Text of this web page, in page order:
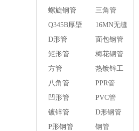
螺旋钢管
三角管
Q345B厚壁
方管
16MN无缝
钢管
D形管
面包钢管
矩形管
梅花钢管
方管
热镀锌工
字钢异径
八角管
PPR管
凹形管
PVC管
镀锌管
D形钢管
P形钢管
钢管